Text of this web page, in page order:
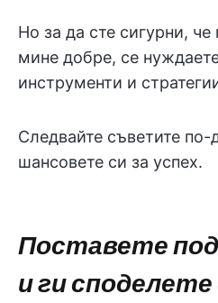
Но за да сте сигурни,
мине добре, се
инструменти и
Следвайте съветите по-
шансовете си за успех.
Поставете
и ги споделете